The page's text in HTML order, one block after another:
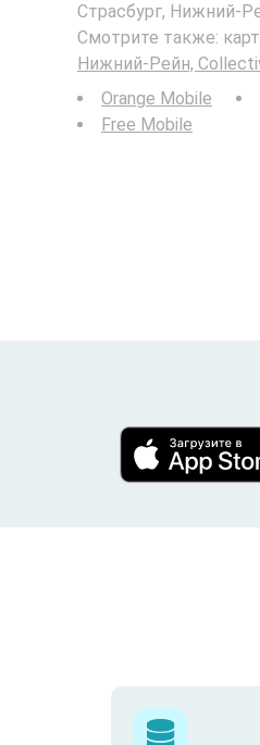
Страсбург, Нижний-
Смотрите также:
Нижний-Рейн,
Orange Mobile
Free Mobile